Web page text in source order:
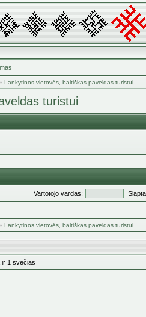
» Lankytinos vietovės, baltiškas paveldas turistui
turistui
Vartotojo vardas:
» Lankytinos vietovės, baltiškas paveldas turistui
ir 1 svečias